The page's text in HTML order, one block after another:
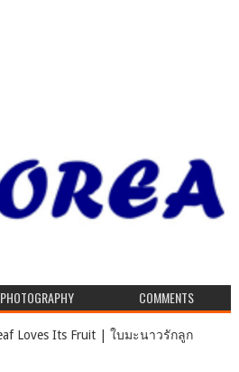
PHOTOGRAPHY COMMENTS
Loves Its Fruit | ใบมะนาวรักลูก